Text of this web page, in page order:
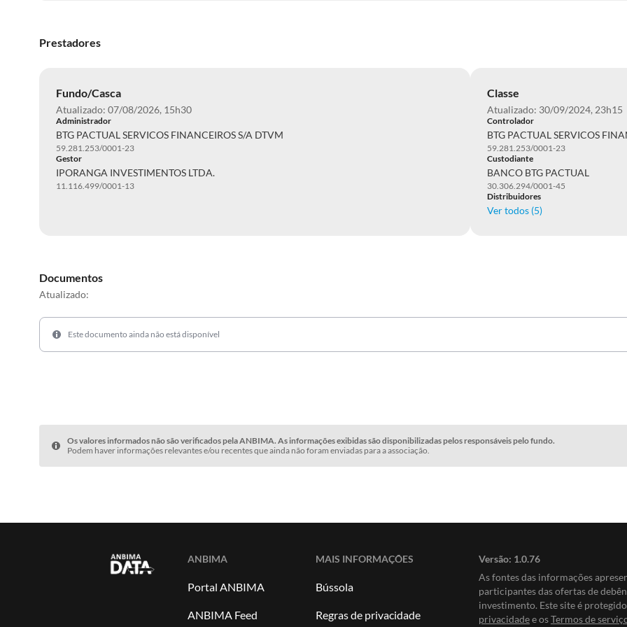
Prestadores
Fundo/Casca
Atualizado: 07/08/2026, 15h30
Administrador
BTG PACTUAL SERVICOS FINANCEIROS S/A DTVM
59.281.253/0001-23
Gestor
IPORANGA INVESTIMENTOS LTDA.
11.116.499/0001-13
Classe
Atualizado: 30/09/2024, 23h15
Controlador
BTG PACTUAL SERVICOS
59.281.253/0001-23
Custodiante
BANCO BTG PACTUAL
30.306.294/0001-45
Distribuidores
Ver todos (5)
Documentos
Atualizado:
Este documento ainda não está disponível
Os valores informados não são verificados pela ANBIMA. As informações exibidas são disponibilizadas pelos responsáveis pelo fundo.
Podem haver informações relevantes e/ou recentes que ainda não foram enviadas para a associação.
ANBIMA
Portal ANBIMA
ANBIMA Feed
MAIS INFORMAÇÕES
Bússola
Regras de privacidade
Versão: 1.0.76
As fontes das informações
participantes das ofertas de
investimento. Este site é
privacidadee osTermos de